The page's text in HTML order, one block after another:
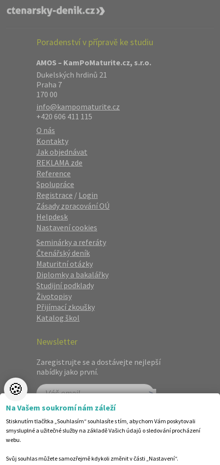
Poradenství v přípravě ke studiu
AMOS – KamPoMaturite.cz, s.r.o.
Dukelských hrdinů 21
Praha 7
170 00
info@kampomaturite.cz
+420 606 411 115
O nás
Kontakty
Jak objednávat
REKLAMA zde
Reference
Spolupráce
Registrace / Login
Zásady zpracování OÚ
Helpdesk
Nastavení cookies
Seminárky a referáty
Čtenářský deník
Maturitní otázky
Diplomky a bakalářky
Studijní podklady
Životopisy
Přijímací zkoušky
Katalog škol
Newsletter
Zaregistrujte se a dostávejte nejlepší
nabídky jako první.
🍪
Na Vašem soukromí nám záleží
Stisknutím tlačítka „Souhlasím“ souhlasíte s tím, abychom Vám poskytovali
smysluplné a užitečné služby na základě Vašich údajů o sledování procházení
webu.
Svůj souhlas můžete samozřejmě kdykoli změnit v části „Nastavení“.